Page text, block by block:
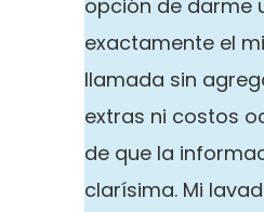
opción de darme
exactamente el
llamada sin
extras ni costos
de que la
clarísima. Mi